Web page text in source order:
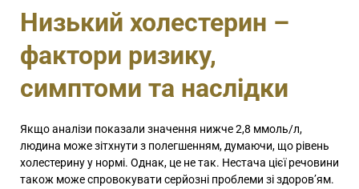
Низький холестерин –
фактори ризику,
симптоми та наслідки
Якщо аналізи показали значення нижче 2,8 ммоль/л,
людина може зітхнути з полегшенням, думаючи, що рівень
холестерину у нормі. Однак, це не так. Нестача цієї речовини
також може спровокувати серйозні проблеми зі здоров’ям.